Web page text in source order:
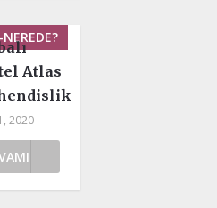
Atlas
2020